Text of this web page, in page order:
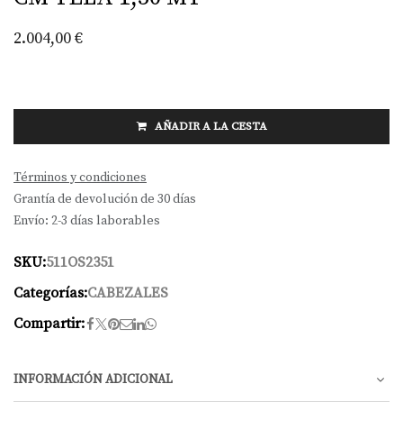
2.004,00€
AÑADIR A LA CESTA
Términos y condiciones
Grantía de devolución de 30 días
Envío: 2-3 días laborables
SKU:511OS2351
Categorías:CABEZALES
Compartir:
INFORMACIÓN ADICIONAL